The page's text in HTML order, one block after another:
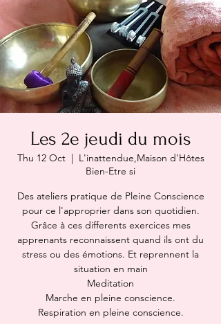
Les 2e jeudi du mois
Thu 12 Oct
  |
L'inattendue,Maison d'Hôtes
Bien-Etre si
Des ateliers pratique de Pleine Conscience
pour ce l'approprier dans son quotidien.
Grâce à ces differents exercices mes
apprenants reconnaissent quand ils ont du
stress ou des émotions. Et reprennent la
situation en main
Meditation
Marche en pleine conscience.
Respiration en pleine conscience.